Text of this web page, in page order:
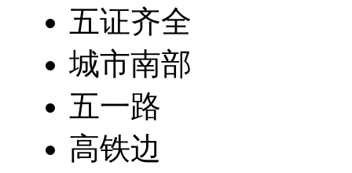
五证齐全
城市南部
五一路
高铁边